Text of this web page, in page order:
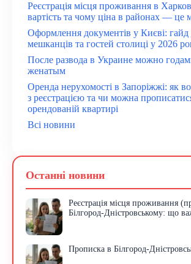
Реєстрація місця проживання в
вартість та чому ціна в районах — це
Оформлення документів у Києві: гайд
мешканців та гостей столиці у 2026
После развода в Украине можно
женатым
Оренда нерухомості в Запоріжжі: як
з реєстрацією та чи можна
орендованій квартирі
Всі новини
Останні новини
Реєстрація місця проживання
Білгород-Дністровському: що
Прописка в Білгород-